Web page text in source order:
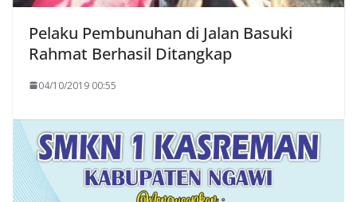
Pelaku Pembunuhan di Jalan Basuki
Rahmat Berhasil Ditangkap
04/10/2019 00:55